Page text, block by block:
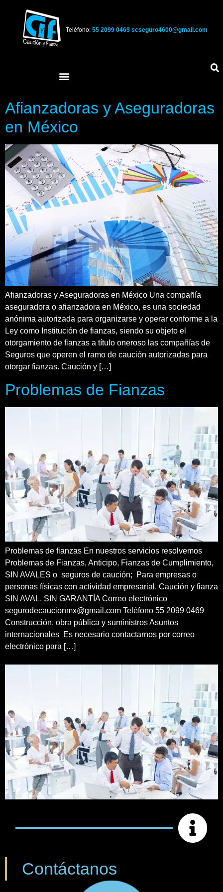
Teléfono: 55 2099 0469 scseguro4600@gmail.com
Afianzadoras y Aseguradoras
en México
Afianzadoras y Aseguradoras en México Una compañía
aseguradora o afianzadora en México, es una sociedad
anónima autorizada para organizarse y operar conforme a la
Ley como Institución de fianzas, siendo su objeto el
otorgamiento de fianzas a título oneroso las compañías de
Seguros que operen el ramo de caución autorizadas para
otorgar fianzas. Caución y […]
Problemas de Fianzas
Problemas de fianzas En nuestros servicios resolvemos
Problemas de Fianzas, Anticipo, Fianzas de Cumplimiento,
SIN AVALES o seguros de caución; Para empresas o
personas físicas con actividad empresarial. Caución y fianza
SIN AVAL, SIN GARANTÍA Correo electrónico
segurodecaucionmx@gmail.com Teléfono 55 2099 0469
Construcción, obra pública y suministros Asuntos
internacionales Es necesario contactarnos por correo
electrónico para […]
Contáctanos